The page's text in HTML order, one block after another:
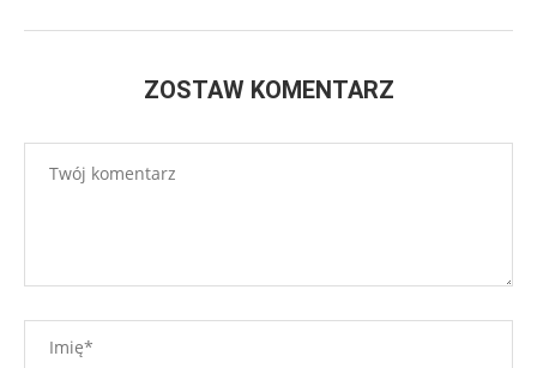
ZOSTAW KOMENTARZ